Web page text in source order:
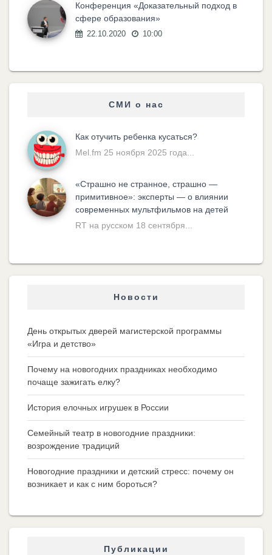
Конференция «Доказательный подход в
сфере образования»
22.10.2020 10:00
СМИ о нас
Как отучить ребенка кусаться?
Mel.fm 25 ноября 2025 года...
«Cтрашно не странное, страшно —
примитивное»: эксперты — о влиянии
современных мультфильмов на детей
RT на русском 18 сентября...
Новости
День открытых дверей магистерской программы
«Игра и детство»
Почему на новогодних праздниках необходимо
почаще зажигать елку?
История елочных игрушек в России
Семейный театр в новогодние праздники:
возрождение традиций
Новогодние праздники и детский стресс: почему он
возникает и как с ним бороться?
Публикации